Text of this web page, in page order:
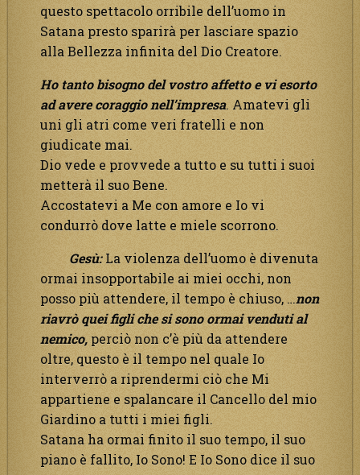
questo spettacolo orribile dell’uomo in
Satana presto sparirà per lasciare spazio
alla Bellezza infinita del Dio Creatore.
Ho tanto bisogno del vostro affetto e vi esorto
ad avere coraggio nell’impresa. Amatevi gli
uni gli atri come veri fratelli e non
giudicate mai.
Dio vede e provvede a tutto e su tutti i suoi
metterà il suo Bene.
Accostatevi a Me con amore e Io vi
condurrò dove latte e miele scorrono.
Gesù:La violenza dell’uomo è divenuta
ormai insopportabile ai miei occhi, non
posso più attendere, il tempo è chiuso, …non
riavrò quei figli che si sono ormai venduti al
nemico, perciò non c’è più da attendere
oltre, questo è il tempo nel quale Io
interverrò a riprendermi ciò che Mi
appartiene e spalancare il Cancello del mio
Giardino a tutti i miei figli.
Satana ha ormai finito il suo tempo, il suo
piano è fallito, Io Sono! E Io Sono dice il suo